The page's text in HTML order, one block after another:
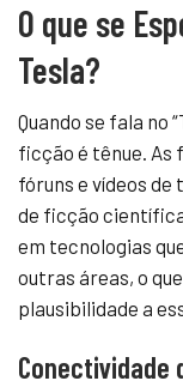
O que se
Tesla?
Quando se fala no
ficção é tênue. As
fóruns e vídeos
de ficção
em tecnologias
outras áreas, o
plausibilidade a
Conectividade